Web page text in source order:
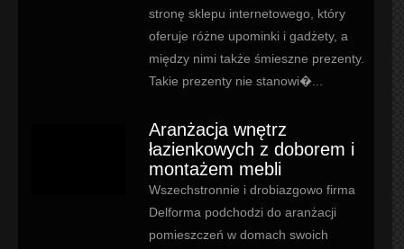
stronę sklepu internetowego, który
oferuje różne upominki i gadżety, a
między nimi także śmieszne prezenty.
Takie prezenty nie stanowi�...
Aranżacja wnętrz
łazienkowych z doborem i
montażem mebli
Wszechstronnie i drobiazgowo firma
Delforma podchodzi do aranżacji
pomieszczeń w domach swoich